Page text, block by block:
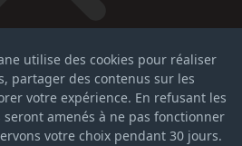
utilise des cookies pour réaliser
partager des contenus sur les
votre expérience. En refusant les
seront amenés à ne pas fonctionner
votre choix pendant 30 jours.